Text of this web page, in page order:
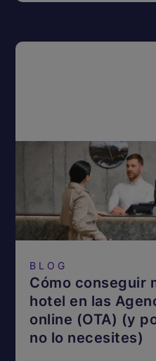
BLOG
Cómo conseguir
hotel en las
online (OTA) (y
no lo necesites)